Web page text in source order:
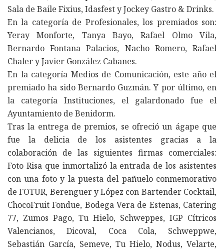
Sala de Baile Fixius, Idasfest y Jockey Gastro & Drinks.
En la categoría de Profesionales, los premiados son:
Yeray Monforte, Tanya Bayo, Rafael Olmo Vila,
Bernardo Fontana Palacios, Nacho Romero, Rafael
Chaler y Javier González Cabanes.
En la categoría Medios de Comunicación, este año el
premiado ha sido Bernardo Guzmán. Y por último, en
la categoría Instituciones, el galardonado fue el
Ayuntamiento de Benidorm.
Tras la entrega de premios, se ofreció un ágape que
fue la delicia de los asistentes gracias a la
colaboración de las siguientes firmas comerciales:
Foto Risa que inmortalizó la entrada de los asistentes
con una foto y la puesta del pañuelo conmemorativo
de FOTUR, Berenguer y López con Bartender Cocktail,
ChocoFruit Fondue, Bodega Vera de Estenas, Catering
77, Zumos Pago, Tu Hielo, Schweppes, IGP Cítricos
Valencianos, Dicoval, Coca Cola, Schweppwe,
Sebastián García, Semeve, Tu Hielo, Nodus, Velarte,